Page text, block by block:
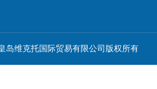
岛维克托国际贸易有限公司版权所有